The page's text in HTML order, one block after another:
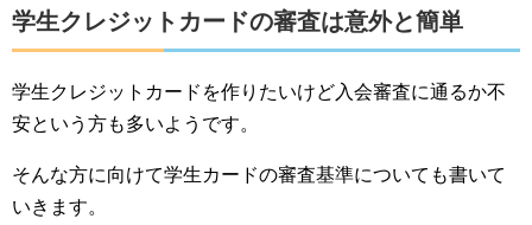
学生クレジットカードの審査は意外と簡単
学生クレジットカードを作りたいけど入会審査に通るか不
安という方も多いようです。
そんな方に向けて学生カードの審査基準についても書いて
いきます。